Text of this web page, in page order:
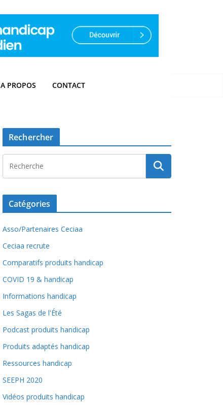
A PROPOS CONTACT
Rechercher
Catégories
Asso/Partenaires Ceciaa
Ceciaa recrute
Comparatifs produits handicap
COVID 19 & handicap
Informations handicap
Les Sagas de l'Été
Podcast produits handicap
Produits adaptés handicap
Ressources handicap
SEEPH 2020
Vidéos produits handicap